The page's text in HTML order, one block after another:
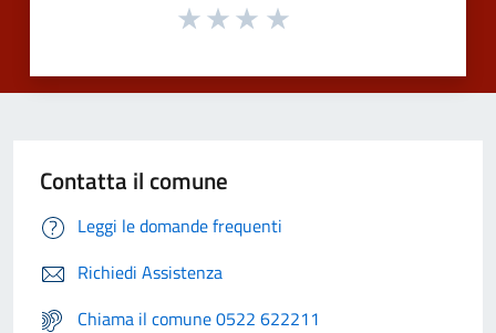
Contatta il comune
Leggi le domande frequenti
Richiedi Assistenza
Chiama il comune 0522 622211